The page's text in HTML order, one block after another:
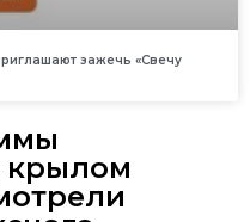
зажечь «Свечу
крылом